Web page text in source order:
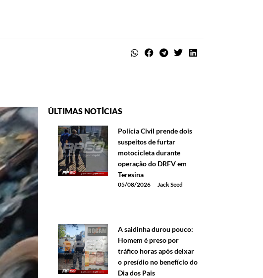
ÚLTIMAS NOTÍCIAS
Polícia Civil prende dois
suspeitos de furtar
motocicleta durante
operação do DRFV em
Teresina
05/08/2026 Jack Seed
A saidinha durou pouco:
Homem é preso por
tráfico horas após deixar
o presídio no benefício do
Dia dos Pais